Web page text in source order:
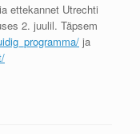
ettekannet Utrechti
2. juulil. Täpsem
ja